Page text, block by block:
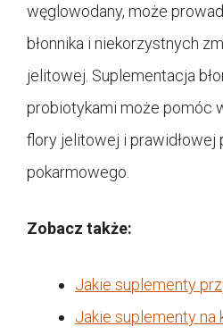
węglowodany, może
błonnika i niekorzystnych
jelitowej. Suplementacja
probiotykami może pomóc
flory jelitowej i prawidłowej
pokarmowego.
Zobacz także:
Jakie suplementy
Jakie suplementy na